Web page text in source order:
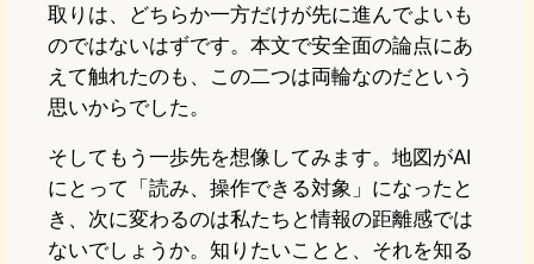
取りは、どちらか一方だけが先に進んでよいも
のではないはずです。本文で安全面の論点にあ
えて触れたのも、この二つは両輪なのだという
思いからでした。
そしてもう一歩先を想像してみます。地図がAI
にとって「読み、操作できる対象」になったと
き、次に変わるのは私たちと情報の距離感では
ないでしょうか。知りたいことと、それを知る